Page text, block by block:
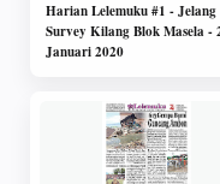
Harian Lelemuku #1 - Jelang
Survey Kilang Blok Masela -
Januari 2020